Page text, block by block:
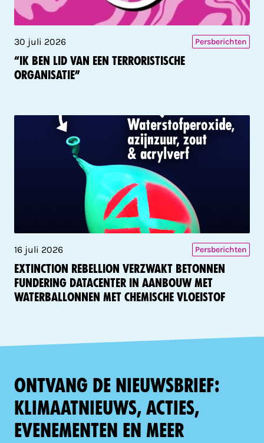
30 juli 2026 Persberichten
“Ik ben lid van een terroristische
organisatie”
16 juli 2026 Persberichten
Extinction Rebellion verzwakt betonnen
fundering datacenter in aanbouw met
waterballonnen met chemische vloeistof
Ontvang de nieuwsbrief:
klimaatnieuws, acties,
evenementen en meer